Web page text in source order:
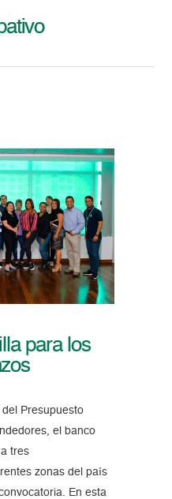
para los
Presupuesto
el banco
tres
zonas del país
En esta